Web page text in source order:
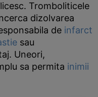
Tromboliticele
dizolvarea
de infarct
sau
Uneori,
sa permita inimii